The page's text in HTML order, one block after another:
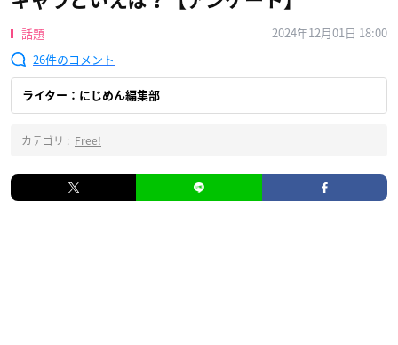
話題
2024年12月01日 18:00
26
ライター：にじめん編集部
カテゴリ : Free!